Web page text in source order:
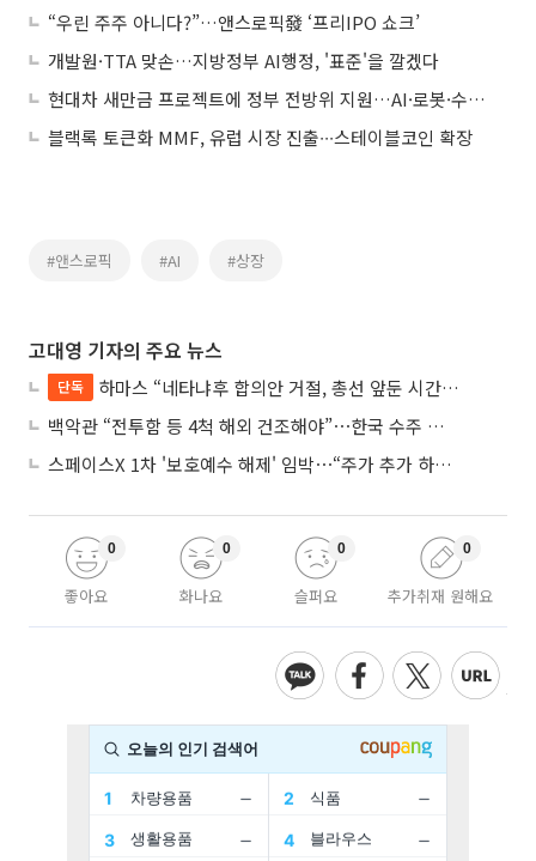
“우린 주주 아니다?”…앤스로픽發 ‘프리IPO 쇼크’
개발원·TTA 맞손…지방정부 AI행정, '표준'을 깔겠다
현대차 새만금 프로젝트에 정부 전방위 지원…AI·로봇·수소 산업 육성
블랙록 토큰화 MMF, 유럽 시장 진출∙∙∙스테이블코인 확장
#앤스로픽 #AI #상장
고대영 기자의 주요 뉴스
단독
하마스 “네타냐후 합의안 거절, 총선 앞둔 시간 끌기”
백악관 “전투함 등 4척 해외 건조해야”⋯한국 수주 기대
스페이스X 1차 '보호예수 해제' 임박⋯“주가 추가 하락 가능성”
좋아요
0
화나요
0
슬퍼요
0
추가취재 원해요
0